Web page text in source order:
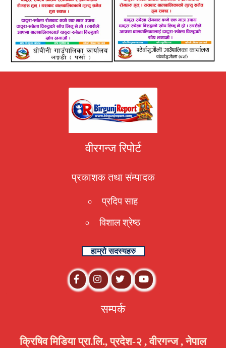
वीरगन्ज रिपोर्ट
प्रकाशक तथा संम्पादक
प्रदिप साह
विशाल श्रेष्ठ
हाम्रो सदस्यहरु
सम्पर्क
क्रिषिव मिडिया प्रा.लि., प्रदेश-२ , वीरगन्ज , नेपाल